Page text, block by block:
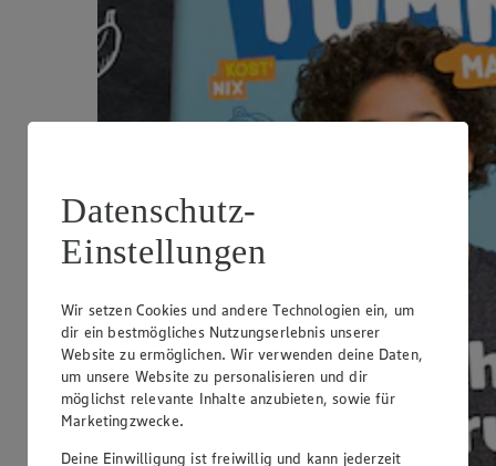
Datenschutz-
Einstellungen
Wir setzen Cookies und andere Technologien ein, um
dir ein bestmögliches Nutzungserlebnis unserer
Website zu ermöglichen. Wir verwenden deine Daten,
um unsere Website zu personalisieren und dir
möglichst relevante Inhalte anzubieten, sowie für
Marketingzwecke.
Deine Einwilligung ist freiwillig und kann jederzeit